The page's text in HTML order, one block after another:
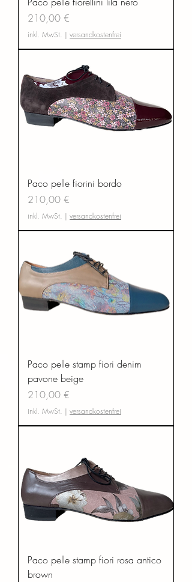
Preis
210,00 €
inkl. MwSt. | versandkostenfrei
Paco pelle fiorini bordo
Preis
210,00 €
inkl. MwSt. | versandkostenfrei
Paco pelle stamp fiori denim
pavone beige
Preis
210,00 €
inkl. MwSt. | versandkostenfrei
Paco pelle stamp fiori rosa antico
brown